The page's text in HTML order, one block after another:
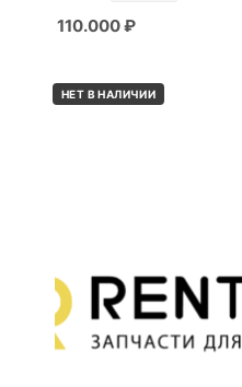
110.000₽
НЕТ В НАЛИЧИИ